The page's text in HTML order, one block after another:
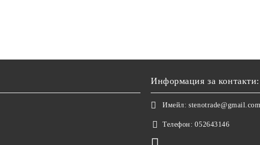
Информация за контакти:
Имейл:
Телефон: 052643146